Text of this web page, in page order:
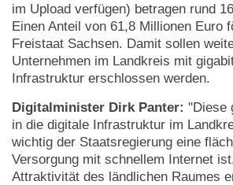
im Upload verfügen) betragen rund
Einen Anteil von 61,8 Millionen Euro
Freistaat Sachsen. Damit sollen
Unternehmen im Landkreis mit
Infrastruktur erschlossen werden.
Digitalminister Dirk Panter: "Diese
in die digitale Infrastruktur im
wichtig der Staatsregierung eine
Versorgung mit schnellem Internet
Attraktivität des ländlichen Raumes